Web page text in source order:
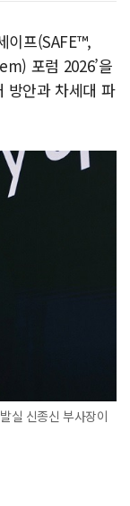
이프(SAFE™,
포럼 2026’을
방안과 차세대 파
신종신 부사장이